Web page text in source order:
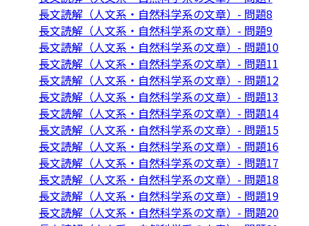
長文読解（人文系・自然科学系の文章）- 問題8
長文読解（人文系・自然科学系の文章）- 問題9
長文読解（人文系・自然科学系の文章）- 問題10
長文読解（人文系・自然科学系の文章）- 問題11
長文読解（人文系・自然科学系の文章）- 問題12
長文読解（人文系・自然科学系の文章）- 問題13
長文読解（人文系・自然科学系の文章）- 問題14
長文読解（人文系・自然科学系の文章）- 問題15
長文読解（人文系・自然科学系の文章）- 問題16
長文読解（人文系・自然科学系の文章）- 問題17
長文読解（人文系・自然科学系の文章）- 問題18
長文読解（人文系・自然科学系の文章）- 問題19
長文読解（人文系・自然科学系の文章）- 問題20